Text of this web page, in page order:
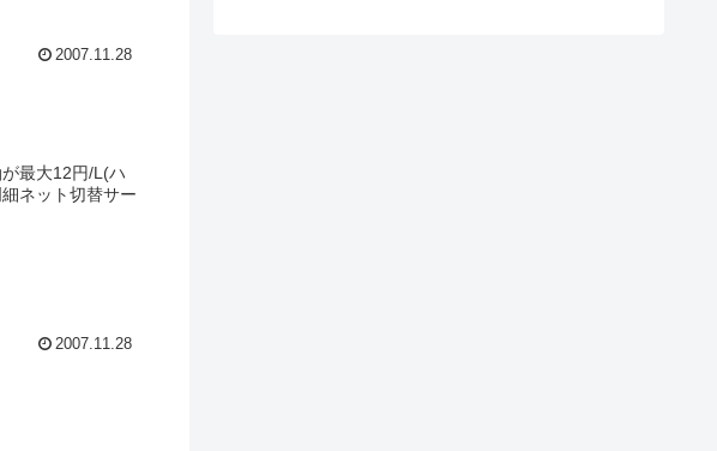
2007.11.28
最大12円/L(ハ
ネット切替サー
2007.11.28